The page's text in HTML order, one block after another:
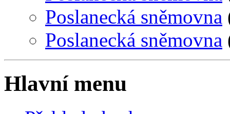
Poslanecká sněmovna
Poslanecká sněmovna
Hlavní menu